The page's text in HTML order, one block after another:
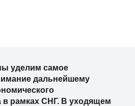
уделим самое
дальнейшему
в рамках СНГ. В уходящем